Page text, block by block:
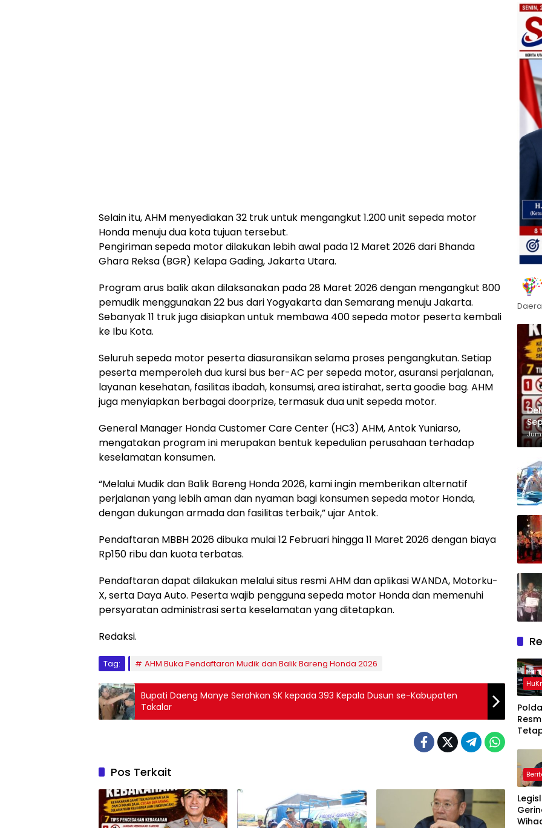
Selain itu, AHM menyediakan 32 truk untuk mengangkut 1.200 unit sepeda motor
Honda menuju dua kota tujuan tersebut.
Pengiriman sepeda motor dilakukan lebih awal pada 12 Maret 2026 dari Bhanda
Ghara Reksa (BGR) Kelapa Gading, Jakarta Utara.
Program arus balik akan dilaksanakan pada 28 Maret 2026 dengan mengangkut 800
pemudik menggunakan 22 bus dari Yogyakarta dan Semarang menuju Jakarta.
Sebanyak 11 truk juga disiapkan untuk membawa 400 sepeda motor peserta kembali
ke Ibu Kota.
Seluruh sepeda motor peserta diasuransikan selama proses pengangkutan. Setiap
peserta memperoleh dua kursi bus ber-AC per sepeda motor, asuransi perjalanan,
layanan kesehatan, fasilitas ibadah, konsumsi, area istirahat, serta goodie bag. AHM
juga menyiapkan berbagai doorprize, termasuk dua unit sepeda motor.
General Manager Honda Customer Care Center (HC3) AHM, Antok Yuniarso,
mengatakan program ini merupakan bentuk kepedulian perusahaan terhadap
keselamatan konsumen.
“Melalui Mudik dan Balik Bareng Honda 2026, kami ingin memberikan alternatif
perjalanan yang lebih aman dan nyaman bagi konsumen sepeda motor Honda,
dengan dukungan armada dan fasilitas terbaik,” ujar Antok.
Pendaftaran MBBH 2026 dibuka mulai 12 Februari hingga 11 Maret 2026 dengan biaya
Rp150 ribu dan kuota terbatas.
Pendaftaran dapat dilakukan melalui situs resmi AHM dan aplikasi WANDA, Motorku-
X, serta Daya Auto. Peserta wajib pengguna sepeda motor Honda dan memenuhi
persyaratan administrasi serta keselamatan yang ditetapkan.
Redaksi.
Tag: AHM Buka Pendaftaran Mudik dan Balik Bareng Honda 2026
Bupati Daeng Manye Serahkan SK kepada 393 Kepala Dusun se-Kabupaten
Takalar
Pos Terkait
Ton
Di